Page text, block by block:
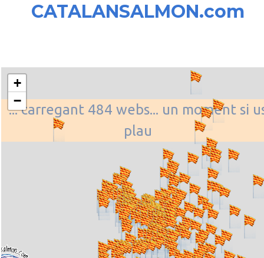
CATALANSALMON.com
... carregant 484 webs... un moment si
plau
+
−